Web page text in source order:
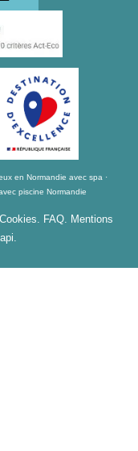
en Normandie avec spa
piscine Normandie
Cookies. FAQ. Mentions